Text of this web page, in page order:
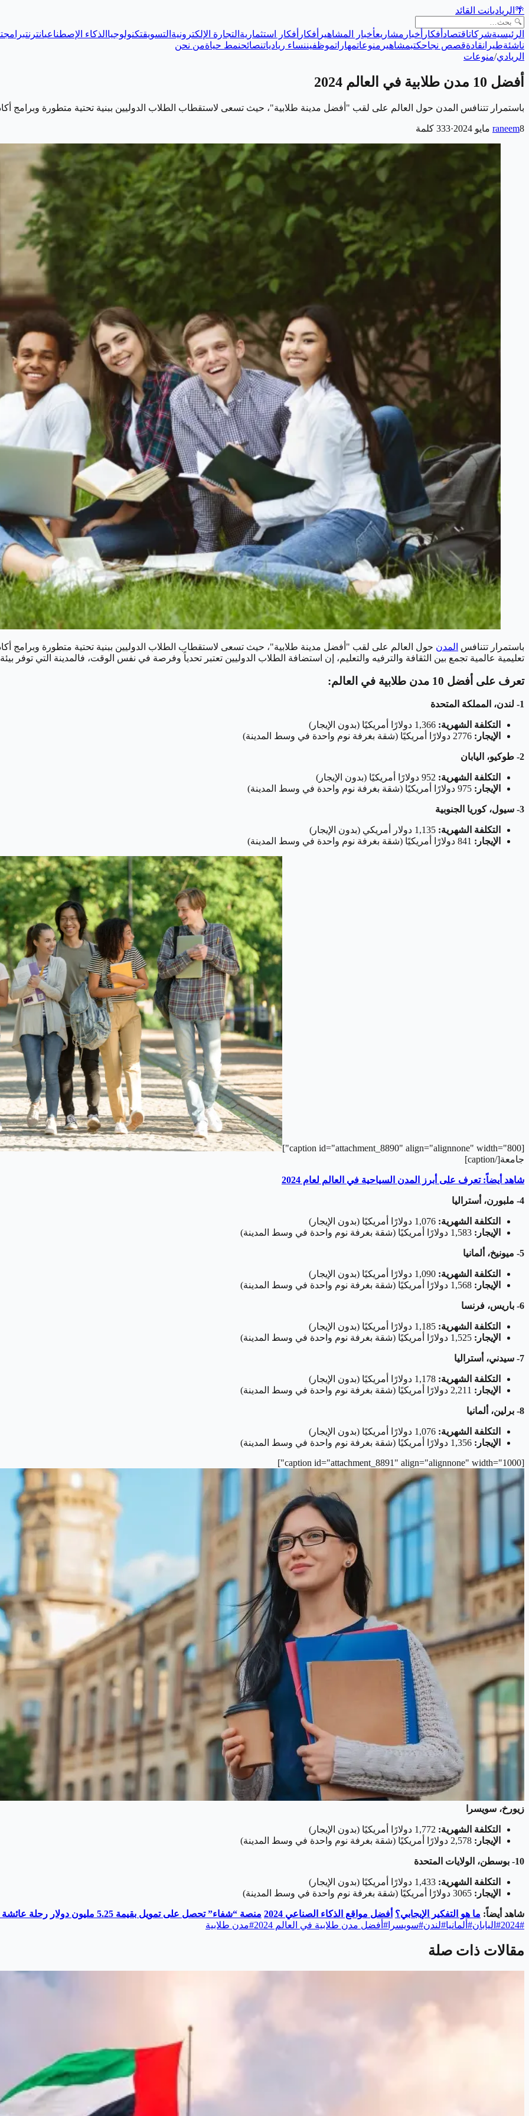
🌴 الرياديانت القائد
الرئيسيةشركاتاقتصاد أفكار أخبار مشاريعأخبار المشاهير أفكار أفكار استثمارية التجارة الإلكترونية التسويقتكنولوجيا الذكاء الإصطناعيانترنتبرامج
ناشئةطيرانقادةقصص نجاحكتبمشاهير منوعاتمهاراتموظفيننساء ريادياتنصائحنمط حياةمن نحن
الريادي/منوعات
أفضل 10 مدن طلابية في العالم 2024
باستمرار تتنافس المدن حول العالم على لقب "أفضل مدينة طلابية"، حيث تسعى لاستقطاب الطلاب الدوليين ببنية تحتية متطورة وبرامج
raneem8 مايو 2024 ·
333 كلمة
باستمرار تتنافس المدن
تعليمية عالمية تجمع بين الثقافة والترفيه والتعليم، إن استضافة الطلاب الدوليين تعتبر تحدياً وفرصة في نفس الوقت، فالمدينة التي توفر
تعرف على أفضل 10 مدن طلابية في العالم:
1- لندن، المملكة المتحدة
التكلفة الشهرية:
الإيجار:
2- طوكيو، اليابان
التكلفة الشهرية:
الإيجار:
3- سيول، كوريا الجنوبية
التكلفة الشهرية:
الإيجار:
[caption id="attachment_8890" align="alignnone" width="800"]
جامعة[/caption]
شاهد أيضاً: تعرف على أبرز المدن السياحية في العالم لعام 2024
4- ملبورن، أستراليا
التكلفة الشهرية:
الإيجار:
5- ميونيخ، ألمانيا
التكلفة الشهرية:
الإيجار:
6- باريس، فرنسا
التكلفة الشهرية:
الإيجار:
7- سيدني، أستراليا
التكلفة الشهرية:
الإيجار:
8- برلين، ألمانيا
التكلفة الشهرية:
الإيجار:
[caption id="attachment_8891" align="alignnone" width="1000"]
زيورخ، سويسرا
التكلفة الشهرية:
الإيجار:
10- بوسطن، الولايات المتحدة
التكلفة الشهرية:
الإيجار:
شاهد أيضاً: ما هو التفكير الإيجابي؟ أفضل مواقع الذكاء الصناعي 2024 منصة “شفاء” تحصل على تمويل بقيمة 5.25 مليون دولار
رحلة عائشة
#2024# اليابان# ألمانيا#لندن#سويسرا # أفضل مدن طلابية في العالم 2024 #مدن طلابية
مقالات ذات صلة